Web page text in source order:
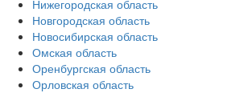
Нижегородская область
Новгородская область
Новосибирская область
Омская область
Оренбургская область
Орловская область